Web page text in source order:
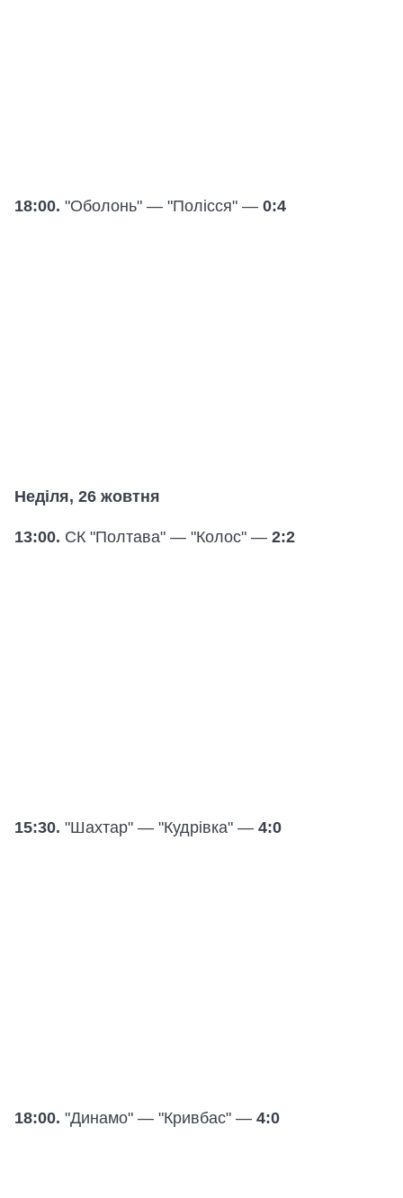
18:00. "Оболонь" — "Полісся" — 0:4
Неділя, 26 жовтня
13:00. СК "Полтава" — "Колос" — 2:2
15:30. "Шахтар" — "Кудрівка" — 4:0
18:00. "Динамо" — "Кривбас" — 4:0